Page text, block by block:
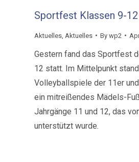
Sportfest Klassen 9-12
Aktuelles Aktuelles Bywp2
Gestern fand das Sportfest
12 statt. Im Mittelpunkt
Volleyballspiele der 11er
ein mitreißendes Mädels-
Jahrgänge 11 und 12, das
unterstützt wurde.